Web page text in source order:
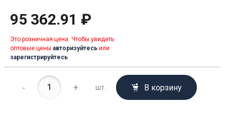
95 362.91 ₽
Это розничная цена. Чтобы увидеть
оптовые цены авторизуйтесь или
зарегистрируйтесь
- + шт. В корзину